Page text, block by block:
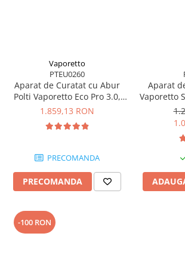
Accesorii dispozitive profesionale
Carduri Cadou
Pachete & Oferte
Vaporetto
PTEU0260
Aparat de Curatat cu Abur
Polti Vaporetto Eco Pro 3.0,
2000 W, Emisie Abur 110
Gri
1.859,13 RON
PRECOMANDA
PRECOMANDA
Aparat
Vaporetto
W,
Lucru,
-100 RON